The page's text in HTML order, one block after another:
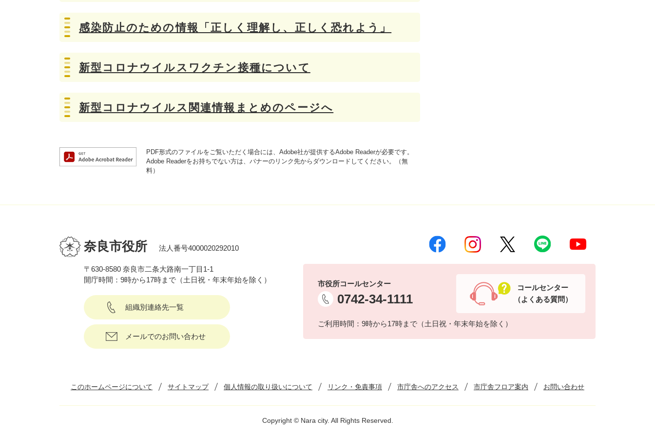
感染防止のための情報「正しく理解し、正しく恐れよう」
新型コロナウイルスワクチン接種について
新型コロナウイルス関連情報まとめのページへ
PDF形式のファイルをご覧いただく場合には、Adobe社が提供するAdobe Readerが必要です。
Adobe Readerをお持ちでない方は、バナーのリンク先からダウンロードしてください。（無
料）
奈良市役所 法人番号4000020292010
〒630-8580 奈良市二条大路南一丁目1-1
開庁時間：9時から17時まで（土日祝・年末年始を除く）
組織別連絡先一覧
メールでのお問い合わせ
市役所コールセンター
0742-34-1111
ご利用時間：9時から17時まで（土日祝・年末年始を除く）
コールセンター
（よくある質問）
このホームページについて サイトマップ 個人情報の取り扱いについて リンク・免責事項 市庁舎へのアクセス 市庁舎フロア案内 お問い合わせ
Copyright © Nara city. All Rights Reserved.